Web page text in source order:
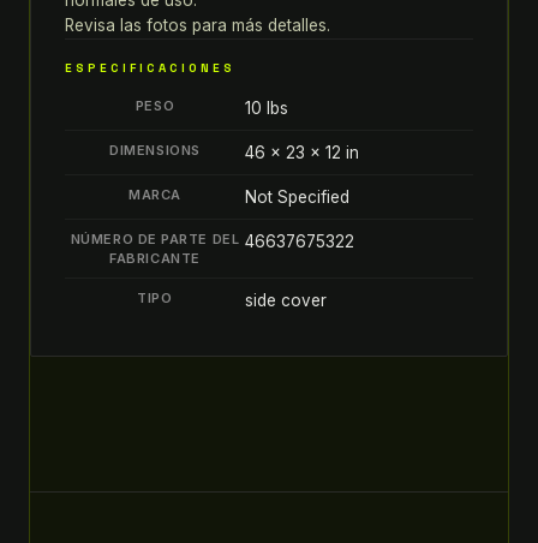
quantity
Revisa las fotos para más detalles.
ESPECIFICACIONES
PESO 10 lbs
DIMENSIONS 46 × 23 × 12 in
MARCA Not Specified
NÚMERO DE PARTE DEL
FABRICANTE
46637675322
TIPO side cover